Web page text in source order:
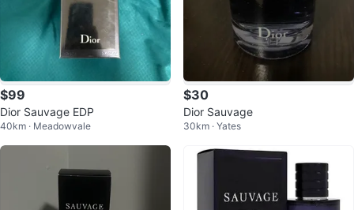
$99
Dior Sauvage EDP
40km · Meadowvale
$30
Dior Sauvage
30km · Yates